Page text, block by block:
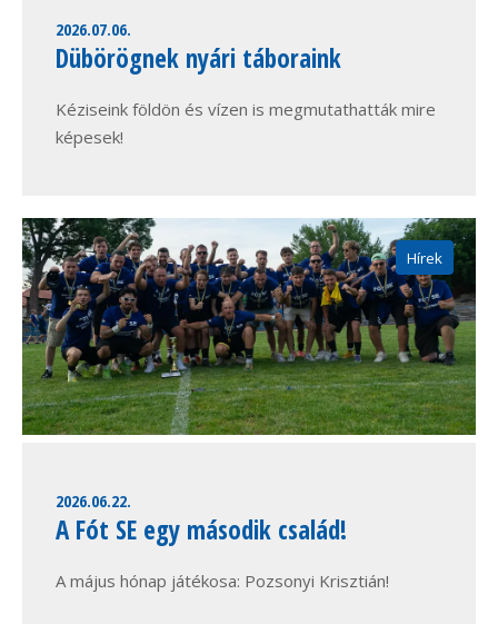
2026.07.06.
Dübörögnek nyári táboraink
Kéziseink földön és vízen is megmutathatták mire
képesek!
Hírek
2026.06.22.
A Fót SE egy második család!
A május hónap játékosa: Pozsonyi Krisztián!